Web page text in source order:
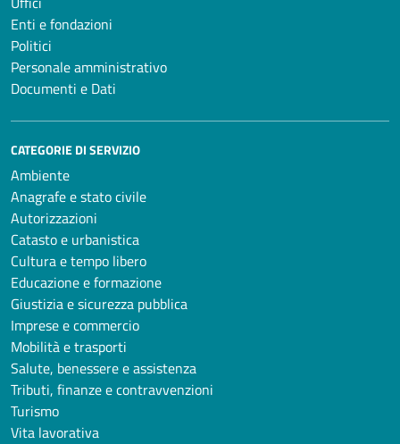
Enti e fondazioni
Politici
Personale amministrativo
Documenti e Dati
CATEGORIE DI SERVIZIO
Ambiente
Anagrafe e stato civile
Autorizzazioni
Catasto e urbanistica
Cultura e tempo libero
Educazione e formazione
Giustizia e sicurezza pubblica
Imprese e commercio
Mobilità e trasporti
Salute, benessere e assistenza
Tributi, finanze e contravvenzioni
Turismo
Vita lavorativa